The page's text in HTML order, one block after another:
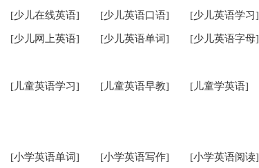
[少儿在线英语] [少儿英语口语] [少儿英语学习]
[少儿网上英语] [少儿英语单词] [少儿英语字母]
[儿童英语学习] [儿童英语早教] [儿童学英语]
[小学英语单词] [小学英语写作] [小学英语阅读]